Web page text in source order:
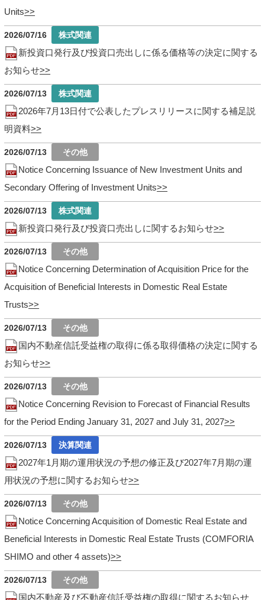
Units
2026/07/16
新投資口発行及び投資口売出しに係る価格等の決定に関する
お知らせ
2026/07/13
2026年7月13日付で公表したプレスリリースに関する補足説
明資料
2026/07/13
Notice Concerning Issuance of New Investment Units and
Secondary Offering of Investment Units
2026/07/13
新投資口発行及び投資口売出しに関するお知らせ
2026/07/13
Notice Concerning Determination of Acquisition Price for the
Acquisition of Beneficial Interests in Domestic Real Estate
Trusts
2026/07/13
国内不動産信託受益権の取得に係る取得価格の決定に関する
お知らせ
2026/07/13
Notice Concerning Revision to Forecast of Financial Results
for the Period Ending January 31, 2027 and July 31, 2027
2026/07/13
2027年1月期の運用状況の予想の修正及び2027年7月期の運
用状況の予想に関するお知らせ
2026/07/13
Notice Concerning Acquisition of Domestic Real Estate and
Beneficial Interests in Domestic Real Estate Trusts (COMFORIA
SHIMO and other 4 assets)
2026/07/13
国内不動産及び不動産信託受益権の取得に関するお知らせ